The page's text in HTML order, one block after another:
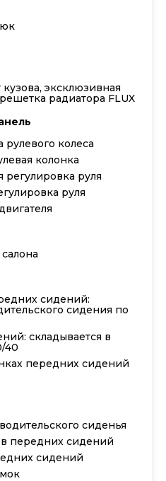
эксклюзивная
радиатора FLUX
рулевого колеса
колонка
регулировка руля
руля
сидений:
сидения по
складывается в
40
передних сидений
сиденья
передних сидений
сидений